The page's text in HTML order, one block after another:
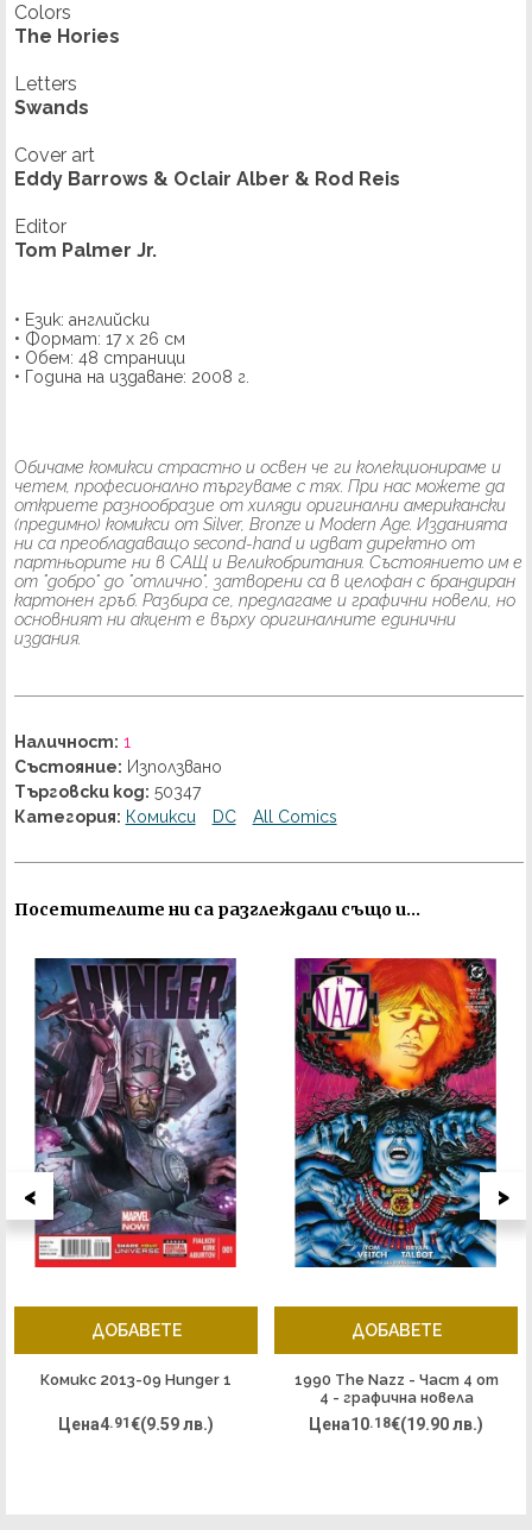
Colors
The Hories
Letters
Swands
Cover art
Eddy Barrows & Oclair Alber & Rod Reis
Editor
Tom Palmer Jr.
• Език: английски
• Формат: 17 х 26 см
• Обем: 48 страници
• Година на издаване: 2008 г.
Обичаме комикси страстно и освен че ги колекционираме и
четем, професионално търгуваме с тях. При нас можете да
откриете разнообразие от хиляди оригинални американски
(предимно) комикси от Silver, Bronze и Modern Age. Изданията
ни са преобладаващо second-hand и идват директно от
партньорите ни в САЩ и Великобритания. Състоянието им е
от "добро" до "отлично", затворени са в целофан с брандиран
картонен гръб. Разбира се, предлагаме и графични новели, но
основният ни акцент е върху оригиналните единични
издания.
Наличност: 1
Състояние: Използвано
Търговски код: 50347
Категория: Комикси DC All Comics
Посетителите ни са разглеждали също и...
ДОБАВЕТЕ
Комикс 2013-09 Hunger 1
Цена4.91 €(9.59 лв.)
ДОБАВЕТЕ
1990 The Nazz - Част 4 от
4 - графична новела
Цена10.18€(19.90 лв.)
< >